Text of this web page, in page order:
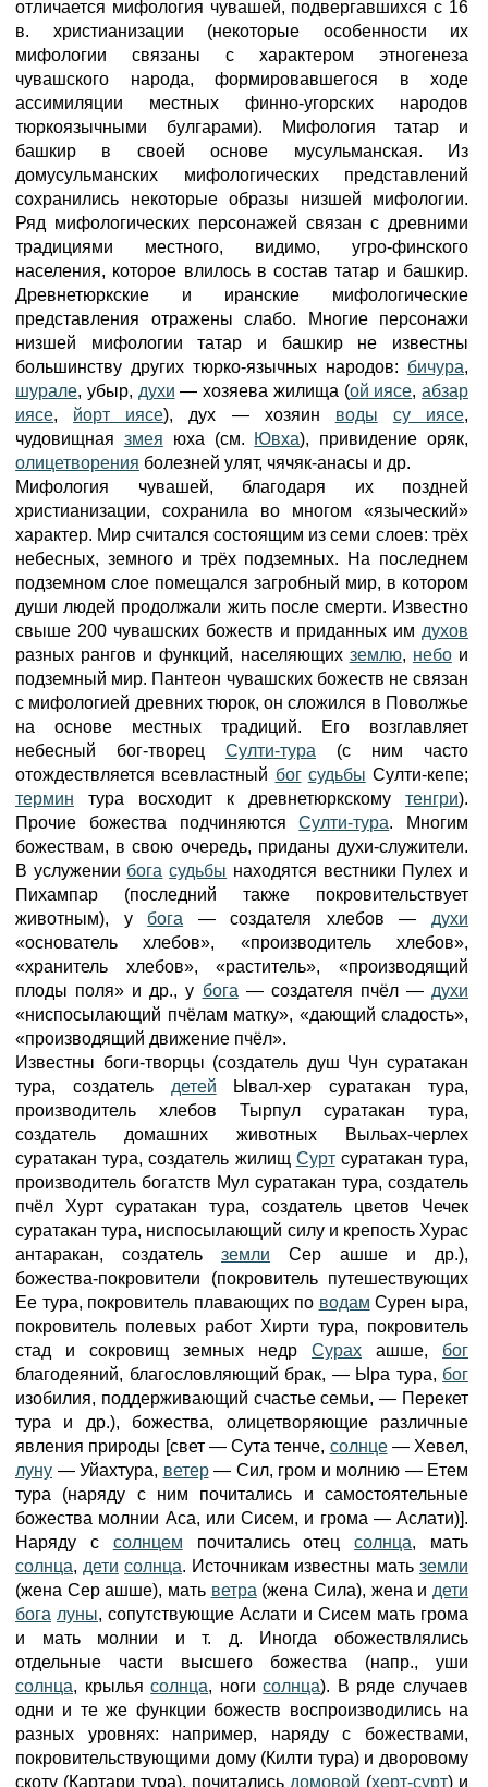
отличается мифология чувашей, подвергавшихся с 16
в. христианизации (некоторые особенности их
мифологии связаны с характером этногенеза
чувашского народа, формировавшегося в ходе
ассимиляции местных финно-угорских народов
тюркоязычными булгарами). Мифология татар и
башкир в своей основе мусульманская. Из
домусульманских мифологических представлений
сохранились некоторые образы низшей мифологии.
Ряд мифологических персонажей связан с древними
традициями местного, видимо, угро-финского
населения, которое влилось в состав татар и башкир.
Древнетюркские и иранские мифологические
представления отражены слабо. Многие персонажи
низшей мифологии татар и башкир не известны
большинству других тюрко-язычных народов: бичура,
шурале, убыр, духи — хозяева жилища (ой иясе, абзар
иясе, йорт иясе), дух — хозяин воды су иясе,
чудовищная змея юха (см. Ювха), привидение оряк,
олицетворения болезней улят, чячяк-анасы и др.
Мифология чувашей, благодаря их поздней
христианизации, сохранила во многом «языческий»
характер. Мир считался состоящим из семи слоев: трёх
небесных, земного и трёх подземных. На последнем
подземном слое помещался загробный мир, в котором
души людей продолжали жить после смерти. Известно
свыше 200 чувашских божеств и приданных им духов
разных рангов и функций, населяющих землю, небои
подземный мир. Пантеон чувашских божеств не связан
с мифологией древних тюрок, он сложился в Поволжье
на основе местных традиций. Его возглавляет
небесный бог-творец Султи-тура (с ним часто
отождествляется всевластный бог судьбы Султи-кепе;
термин тура восходит к древнетюркскому тенгри).
Прочие божества подчиняютсяСулти-тура. Многим
божествам, в свою очередь, приданы духи-служители.
В услужении бога судьбы находятся вестники Пулех и
Пихампар (последний также покровительствует
животным), у бога — создателя хлебов — духи
«основатель хлебов», «производитель хлебов»,
«хранитель хлебов», «раститель», «производящий
плоды поля» и др., у бога — создателя пчёл — духи
«ниспосылающий пчёлам матку», «дающий сладость»,
«производящий движение пчёл».
Известны боги-творцы (создатель душ Чун суратакан
тура, создатель детей Ывал-хер суратакан тура,
производитель хлебов Тырпул суратакан тура,
создатель домашних животных Выльах-черлех
суратакан тура, создатель жилищ Суртсуратакан тура,
производитель богатств Мул суратакан тура, создатель
пчёл Хурт суратакан тура, создатель цветов Чечек
суратакан тура, ниспосылающий силу и крепость Хурас
антаракан, создатель земли Сер ашше и др.),
божества-покровители (покровитель путешествующих
Ее тура, покровитель плавающих по водам Сурен ыра,
покровитель полевых работ Хирти тура, покровитель
стад и сокровищ земных недр Сурах ашше, бог
благодеяний, благословляющий брак, — Ыра тура, бог
изобилия, поддерживающий счастье семьи, — Перекет
тура и др.), божества, олицетворяющие различные
явления природы [свет — Сута тенче, солнце— Хевел,
луну — Уйахтура, ветер— Сил, гром и молнию — Етем
тура (наряду с ним почитались и самостоятельные
божества молнии Аса, или Сисем, и грома — Аслати)].
Наряду с солнцем почитались отецсолнца, мать
солнца, дети солнца. Источникам известны мать земли
(жена Сер ашше), мать ветра (жена Сила), жена и дети
бога луны, сопутствующие Аслати и Сисем мать грома
и мать молнии и т. д. Иногда обожествлялись
отдельные части высшего божества (напр., уши
солнца, крыльясолнца, ногисолнца). В ряде случаев
одни и те же функции божеств воспроизводились на
разных уровнях: например, наряду с божествами,
покровительствующими дому (Килти тура) и дворовому
скоту (Картари тура), почитались домовой (херт-сурт) и